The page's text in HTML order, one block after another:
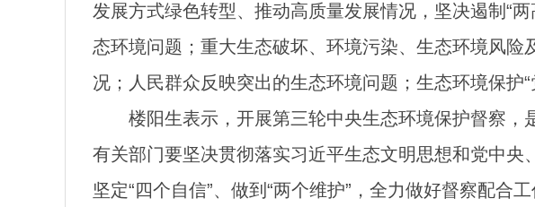
发展方式绿色转型、推动高质量发展情况，坚决遏制“
态环境问题；重大生态破坏、环境污染、生态环境风
况；人民群众反映突出的生态环境问题；生态环境保护“
楼阳生表示，开展第三轮中央生态环境保护督察
有关部门要坚决贯彻落实习近平生态文明思想和党中央
坚定“四个自信”、做到“两个维护”，全力做好督察配